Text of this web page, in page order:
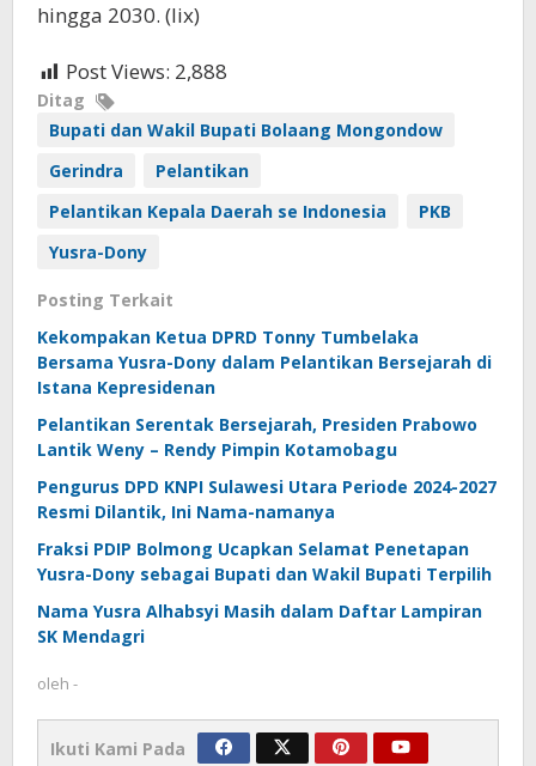
hingga 2030. (lix)
Post Views: 2,888
Ditag
Bupati dan Wakil Bupati Bolaang Mongondow
Gerindra
Pelantikan
Pelantikan Kepala Daerah se Indonesia
PKB
Yusra-Dony
Posting Terkait
Kekompakan Ketua DPRD Tonny Tumbelaka
Bersama Yusra-Dony dalam Pelantikan Bersejarah di
Istana Kepresidenan
Pelantikan Serentak Bersejarah, Presiden Prabowo
Lantik Weny – Rendy Pimpin Kotamobagu
Pengurus DPD KNPI Sulawesi Utara Periode 2024-2027
Resmi Dilantik, Ini Nama-namanya
Fraksi PDIP Bolmong Ucapkan Selamat Penetapan
Yusra-Dony sebagai Bupati dan Wakil Bupati Terpilih
Nama Yusra Alhabsyi Masih dalam Daftar Lampiran
SK Mendagri
oleh -
Ikuti Kami Pada